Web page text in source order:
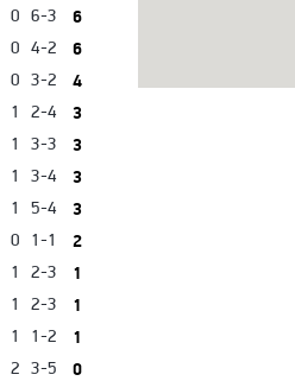
0 6-3 6
0 4-2 6
0 3-2 4
1 2-4 3
1 3-3 3
1 3-4 3
1 5-4 3
0 1-1 2
1 2-3 1
1 2-3 1
1 1-2 1
2 3-5 0